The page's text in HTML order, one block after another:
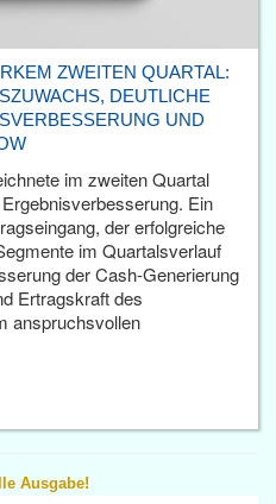
ZWEITEN QUARTAL:
DEUTLICHE
UND
im zweiten Quartal
Ein
der erfolgreiche
im Quartalsverlauf
der Cash-Generierung
Ertragskraft des
anspruchsvollen
Ausgabe!